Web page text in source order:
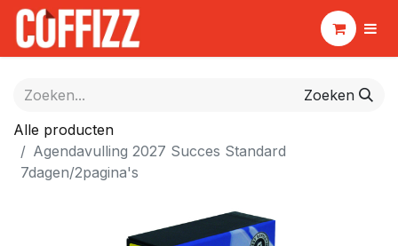
Zoeken
Alle producten
Agendavulling 2027 Succes Standard
7dagen/2pagina's